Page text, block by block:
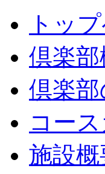
トッ
倶楽部
倶楽
コー
施設概